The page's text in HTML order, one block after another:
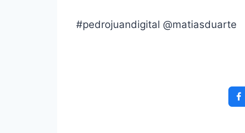
#pedrojuandigital @matiasduarte